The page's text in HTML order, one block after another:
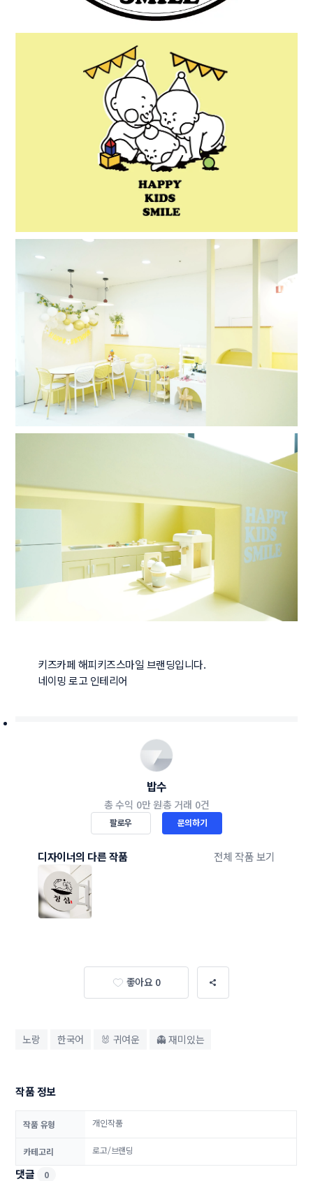
키즈카페 해피키즈스마일 브랜딩입니다.
네이밍 로고 인테리어
밥수
총 수익 0만 원총 거래 0건
팔로우 문의하기
디자이너의 다른 작품 전체 작품 보기
좋아요 0
노랑 한국어 🐰 귀여운 👻 재미있는
작품 정보
작품 유형 개인작품
카테고리 로고/브랜딩
댓글 0